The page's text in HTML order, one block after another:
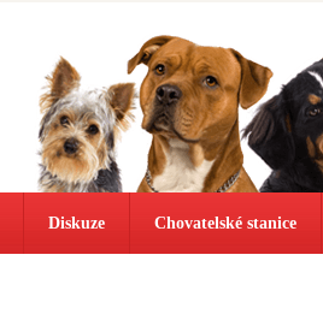
Diskuze Chovatelské stanice